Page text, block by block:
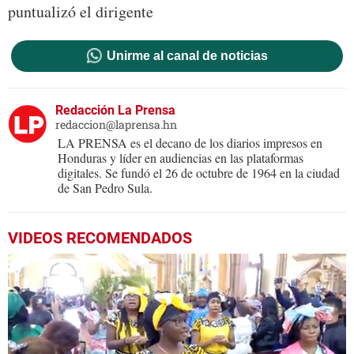
puntualizó el dirigente
Unirme al canal de noticias
Redacción La Prensa
redaccion@laprensa.hn
LA PRENSA es el decano de los diarios impresos en
Honduras y líder en audiencias en las plataformas
digitales. Se fundó el 26 de octubre de 1964 en la ciudad
de San Pedro Sula.
VIDEOS RECOMENDADOS